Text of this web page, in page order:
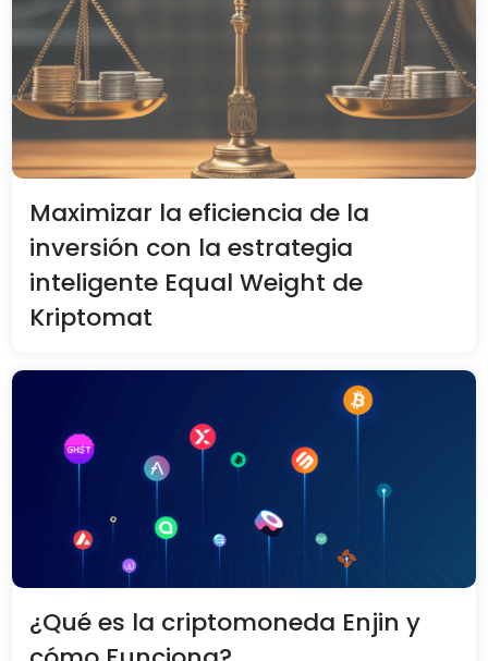
Maximizar la eficiencia de la
inversión con la estrategia
inteligente Equal Weight de
Kriptomat
¿Qué es la criptomoneda Enjin y